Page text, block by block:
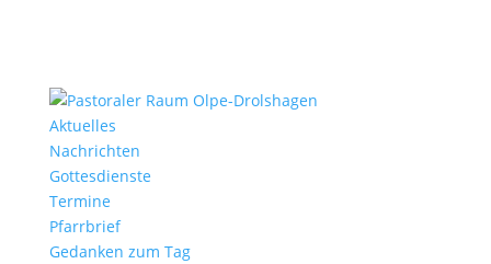
Aktu­elles
Nach­richten
Gottes­dienste
Termine
Pfarr­brief
Gedanken zum Tag